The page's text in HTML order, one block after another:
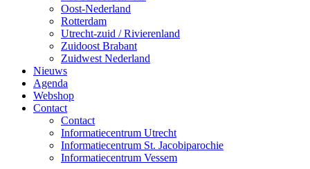
Oost-Nederland
Rotterdam
Utrecht-zuid / Rivierenland
Zuidoost Brabant
Zuidwest Nederland
Nieuws
Agenda
Webshop
Contact
Contact
Informatiecentrum Utrecht
Informatiecentrum St. Jacobiparochie
Informatiecentrum Vessem